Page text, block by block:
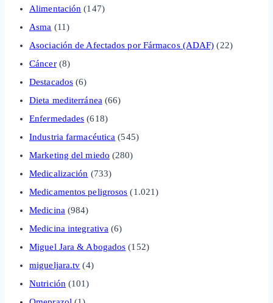
Alimentación (147)
Asma (11)
Asociación de Afectados por Fármacos (ADAF) (22)
Cáncer(8)
Destacados (6)
Dieta mediterránea (66)
Enfermedades (618)
Industria farmacéutica (545)
Marketing del miedo (280)
Medicalización (733)
Medicamentos peligrosos (1.021)
Medicina (984)
Medicina integrativa (6)
Miguel Jara & Abogados (152)
migueljara.tv (4)
Nutrición (101)